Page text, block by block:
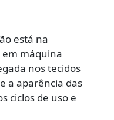
está na
em máquina
nos tecidos
a aparência das
ciclos de uso e